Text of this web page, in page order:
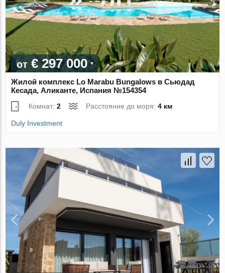
от € 297 000
Жилой комплекс Lo Marabu Bungalows в Сьюдад
Кесада, Аликанте, Испания №154354
Комнат:2 Расстояние до моря:4 км
Duly Investment